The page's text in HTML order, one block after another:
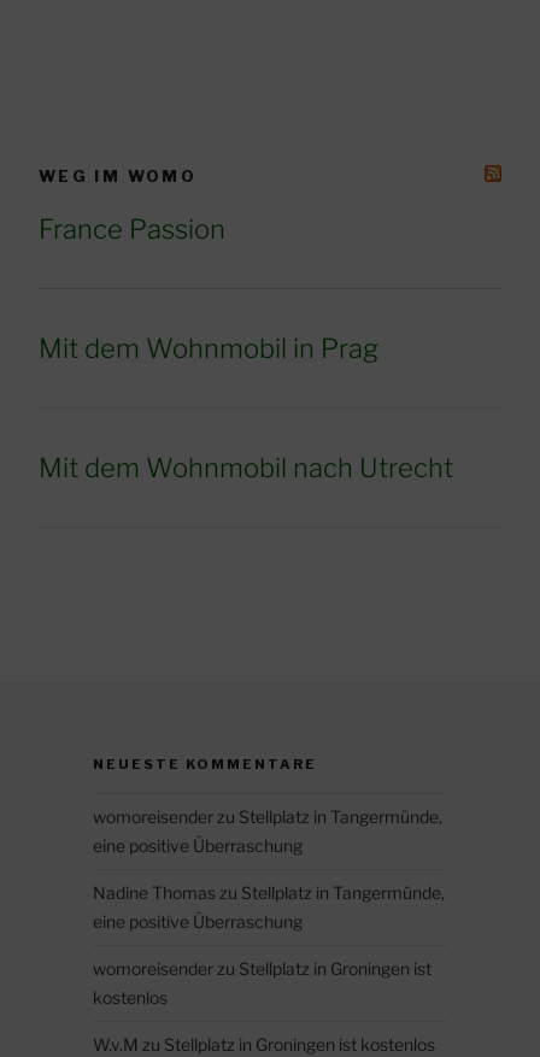
WEG IM WOMO
France Passion
Mit dem Wohnmobil in Prag
Mit dem Wohnmobil nach Utrecht
NEUESTE KOMMENTARE
womoreisenderzu Stellplatz in Tangermünde,
eine positive Überraschung
Nadine Thomaszu Stellplatz in Tangermünde,
eine positive Überraschung
womoreisenderzu Stellplatz in Groningen ist
kostenlos
W.v.M zu Stellplatz in Groningen ist kostenlos